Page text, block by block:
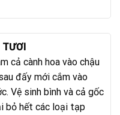
tại
950.000₫.
cả cành hoa vào chậu
đấy mới cắm vào
Vệ sinh bình và cả gốc
bỏ hết các loại tạp